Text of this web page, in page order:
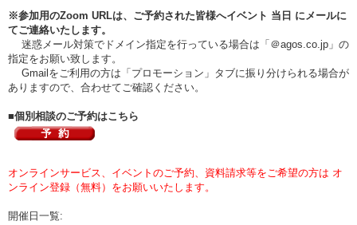
※参加用のZoom URLは、ご予約された皆様へイベント 当日 にメールに
てご連絡いたします。
迷惑メール対策でドメイン指定を行っている場合は「＠agos.co.jp」の
指定をお願い致します。
Gmailをご利用の方は「プロモーション」タブに振り分けられる場合が
ありますので、合わせてご確認ください。
■個別相談のご予約はこちら
オンラインサービス、イベントのご予約、資料請求等をご希望の方は オ
ンライン登録（無料）をお願いいたします。
開催日一覧: